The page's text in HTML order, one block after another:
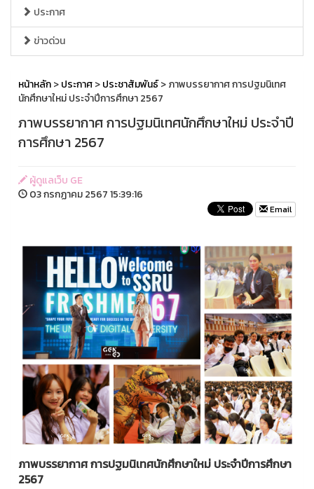
ประกาศ
ข่าวด่วน
หน้าหลัก>ประกาศ>ประชาสัมพันธ์> ภาพบรรยากาศ การปฐมนิเทศ
นักศึกษาใหม่ ประจำปีการศึกษา 2567
ภาพบรรยากาศ การปฐมนิเทศนักศึกษาใหม่ ประจำปี
การศึกษา 2567
ผู้ดูแลเว็บ GE
03 กรกฏาคม 2567 15:39:16
Email
ภาพบรรยากาศ การปฐมนิเทศนักศึกษาใหม่ ประจำปีการศึกษา
2567